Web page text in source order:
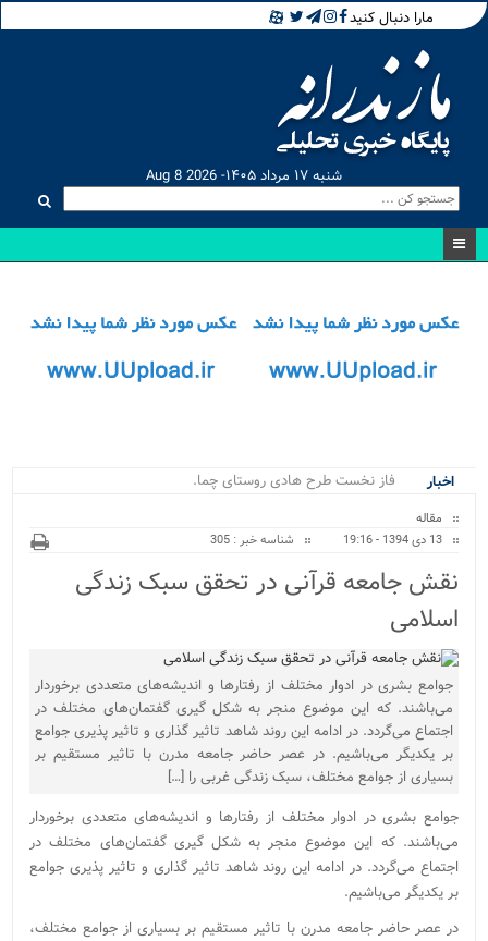
مارا دنبال کنید
شنبه ۱۷ مرداد ۱۴۰۵- Aug 8 2026
اخبار
فاز نخست طرح هادی روستای چماز کلا چمستان با حض.
مقاله
13 دی 1394 - 19:16
شناسه خبر : 305
نقش جامعه قرآنی در تحقق سبک زندگی
اسلامی
جوامع بشری در ادوار مختلف از رفتار‌ها و اندیشه‌های متعددی برخوردار
می‌باشند. که این موضوع منجر به شکل گیری گفتمان‌های مختلف در
اجتماع می‌گردد. در ادامه این روند شاهد تاثیر گذاری و تاثیر پذیری جوامع
بر یکدیگر می‌باشیم. در عصر حاضر جامعه مدرن با تاثیر مستقیم بر
بسیاری از جوامع مختلف، سبک زندگی غربی را […]
جوامع بشری در ادوار مختلف از رفتار‌ها و اندیشه‌های متعددی برخوردار
می‌باشند. که این موضوع منجر به شکل گیری گفتمان‌های مختلف در
اجتماع می‌گردد. در ادامه این روند شاهد تاثیر گذاری و تاثیر پذیری جوامع
بر یکدیگر می‌باشیم.
در عصر حاضر جامعه مدرن با تاثیر مستقیم بر بسیاری از جوامع مختلف،